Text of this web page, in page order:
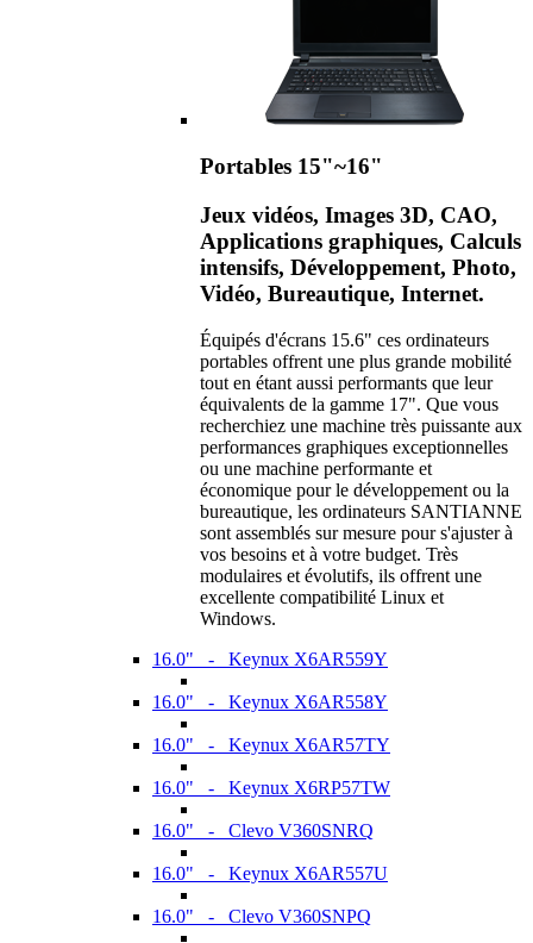
Portables 15"~16"
Jeux vidéos, Images 3D, CAO,
Applications graphiques, Calculs
intensifs, Développement, Photo,
Vidéo, Bureautique, Internet.
Équipés d'écrans 15.6" ces ordinateurs
portables offrent une plus grande mobilité
tout en étant aussi performants que leur
équivalents de la gamme 17". Que vous
recherchiez une machine très puissante aux
performances graphiques exceptionnelles
ou une machine performante et
économique pour le développement ou la
bureautique, les ordinateurs SANTIANNE
sont assemblés sur mesure pour s'ajuster à
vos besoins et à votre budget. Très
modulaires et évolutifs, ils offrent une
excellente compatibilité Linux et
Windows.
16.0" - Keynux X6AR559Y
16.0" - Keynux X6AR558Y
16.0" - Keynux X6AR57TY
16.0" - Keynux X6RP57TW
16.0" - Clevo V360SNRQ
16.0" - Keynux X6AR557U
16.0" - Clevo V360SNPQ